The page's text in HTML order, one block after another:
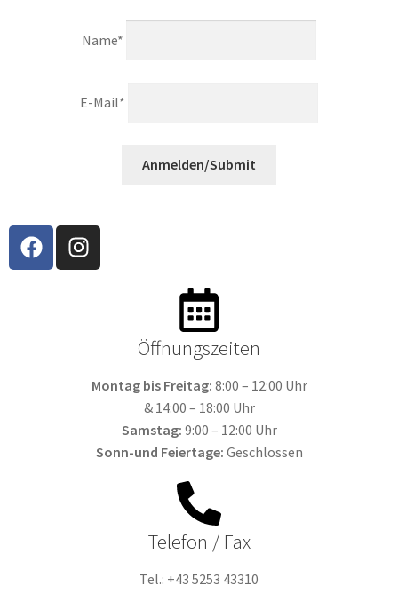
Name*
E-Mail*
Anmelden/Submit
Öffnungszeiten​
Montag bis Freitag: 8:00 – 12:00 Uhr
& 14:00 – 18:00 Uhr
Samstag: 9:00 – 12:00 Uhr
Sonn-und Feiertage: Geschlossen
Telefon / Fax
Tel.: +43 5253 43310